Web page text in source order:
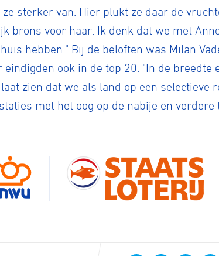
sterker van. Hier plukt ze daar de
brons voor haar. Ik denk dat we met
hebben." Bij de beloften was Milan
ook in de top 20. "In de breedte
zien dat we als land op een selectieve
met het oog op de nabije en verdere